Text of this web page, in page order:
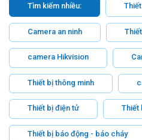
Tìm kiếm nhiều:
Camera an ninh
camera Hikvision
Thiết bị thông minh
Thiết bị điện tử Thiết
Thiết bị báo động - báo cháy